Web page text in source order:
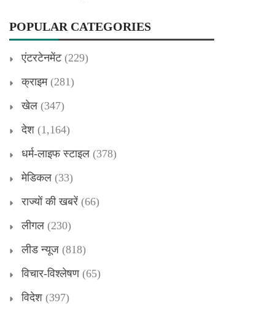
POPULAR CATEGORIES
एंटरटेनमेंट(229)
क्राइम(281)
खेल (347)
देश (1,164)
धर्म-लाइफ स्टाइल (378)
मेडिकल (33)
राज्यों की खबरें (66)
लीगल (230)
लीड न्यूज (818)
विचार-विश्लेषण(65)
विदेश (397)